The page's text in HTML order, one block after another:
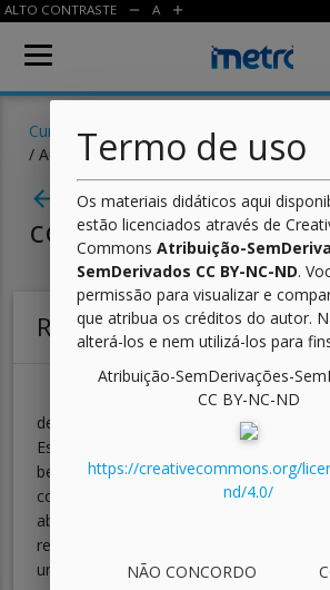
Termo de uso
Os materiais didáticos aqui
estão licenciados através de
Commons Atribuição-
SemDerivados CC BY-NC-ND.
permissão para visualizar e
que atribua os créditos do autor.
alterá-los e nem utilizá-los para
Atribuição-SemDerivações-
CC BY-NC-ND
https://creativecommons.org/
nd/4.0/
NÃO CONCORDO
ALTO CONTRASTE remove A add
Cursos/Informática para Internet
/ Aula
arrow_back Aula 06 - AJAX:
com o Servidor
Resumo
Nesta aula, você aprendeu duas
de enviar e receber dados do
Esses modelos foram o XML e JSON.
bem populares e permitem o
complexos de maneira bem definida.
abordagens possui vantagens e
resta a você decidir em que
uma ou outra abordagem.